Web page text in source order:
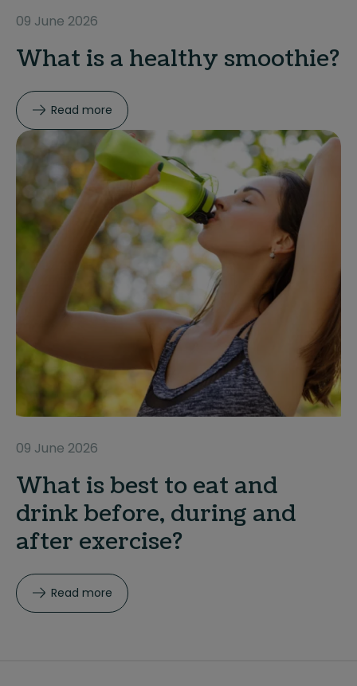
09 June 2026
What is a healthy smoothie?
Read more
09 June 2026
What is best to eat and
drink before, during and
after exercise?
Read more